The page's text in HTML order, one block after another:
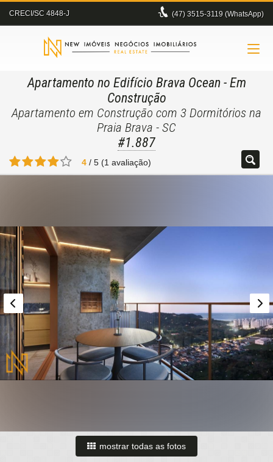
CRECI/SC 4848-J (47) 3515-3119 (WhatsApp)
Apartamento no Edifício Brava Ocean- Em
Construção
Apartamento em Construção com 3 Dormitórios na
Praia Brava - SC
#1.887
4 / 5 (1 avaliação)
mostrar todas as fotos